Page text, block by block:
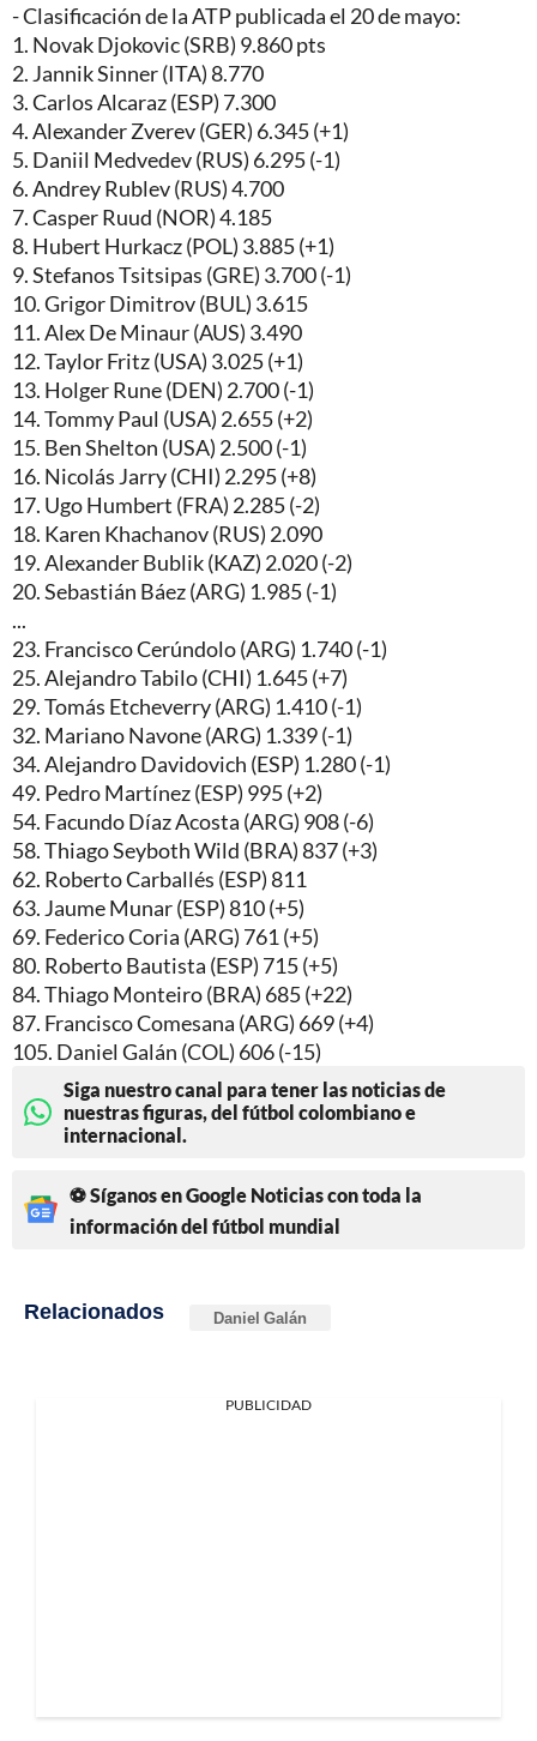
- Clasificación de la ATP publicada el 20 de mayo:
1. Novak Djokovic (SRB) 9.860 pts
2. Jannik Sinner (ITA) 8.770
3. Carlos Alcaraz (ESP) 7.300
4. Alexander Zverev (GER) 6.345 (+1)
5. Daniil Medvedev (RUS) 6.295 (-1)
6. Andrey Rublev (RUS) 4.700
7. Casper Ruud (NOR) 4.185
8. Hubert Hurkacz (POL) 3.885 (+1)
9. Stefanos Tsitsipas (GRE) 3.700 (-1)
10. Grigor Dimitrov (BUL) 3.615
11. Alex De Minaur (AUS) 3.490
12. Taylor Fritz (USA) 3.025 (+1)
13. Holger Rune (DEN) 2.700 (-1)
14. Tommy Paul (USA) 2.655 (+2)
15. Ben Shelton (USA) 2.500 (-1)
16. Nicolás Jarry (CHI) 2.295 (+8)
17. Ugo Humbert (FRA) 2.285 (-2)
18. Karen Khachanov (RUS) 2.090
19. Alexander Bublik (KAZ) 2.020 (-2)
20. Sebastián Báez (ARG) 1.985 (-1)
...
23. Francisco Cerúndolo (ARG) 1.740 (-1)
25. Alejandro Tabilo (CHI) 1.645 (+7)
29. Tomás Etcheverry (ARG) 1.410 (-1)
32. Mariano Navone (ARG) 1.339 (-1)
34. Alejandro Davidovich (ESP) 1.280 (-1)
49. Pedro Martínez (ESP) 995 (+2)
54. Facundo Díaz Acosta (ARG) 908 (-6)
58. Thiago Seyboth Wild (BRA) 837 (+3)
62. Roberto Carballés (ESP) 811
63. Jaume Munar (ESP) 810 (+5)
69. Federico Coria (ARG) 761 (+5)
80. Roberto Bautista (ESP) 715 (+5)
84. Thiago Monteiro (BRA) 685 (+22)
87. Francisco Comesana (ARG) 669 (+4)
105. Daniel Galán (COL) 606 (-15)
Siga nuestro canal para tener las noticias de
nuestras figuras, del fútbol colombiano e
internacional.
⚽ Síganos en Google Noticias con toda la
información del fútbol mundial
Relacionados Daniel Galán
PUBLICIDAD